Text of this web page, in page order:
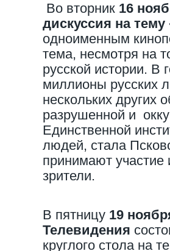
Во вторник 16
дискуссия на
одноименным
тема, несмотря на
русской истории. В
миллионы русских
нескольких других
разрушенной и
Единственной
людей, стала
принимают участие
зрители.
В пятницу 19
Телевидения
круглого стола на